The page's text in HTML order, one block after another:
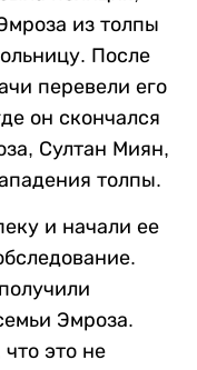
из толпы
После
перевели его
он скончался
Султан Миян,
толпы.
и начали ее
Эмроза.
это не